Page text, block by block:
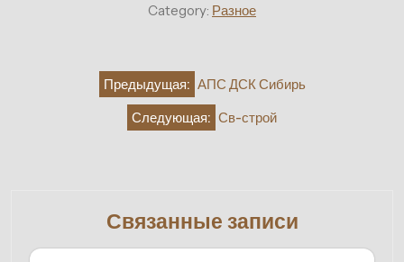
Category: Разное
НавигацияПредыдущая: АПС ДСК Сибирь
Следующая: Св-строй
Связанные записи